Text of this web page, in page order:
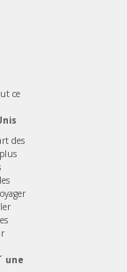
ce
des
une